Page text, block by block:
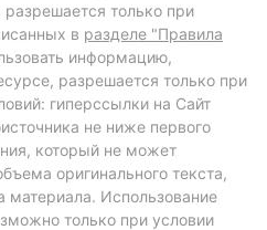
только при
в разделе "Правила
информацию,
разрешается только при
гиперссылки на Сайт
не ниже первого
который не может
оригинального текста,
материала. Использование
только при условии